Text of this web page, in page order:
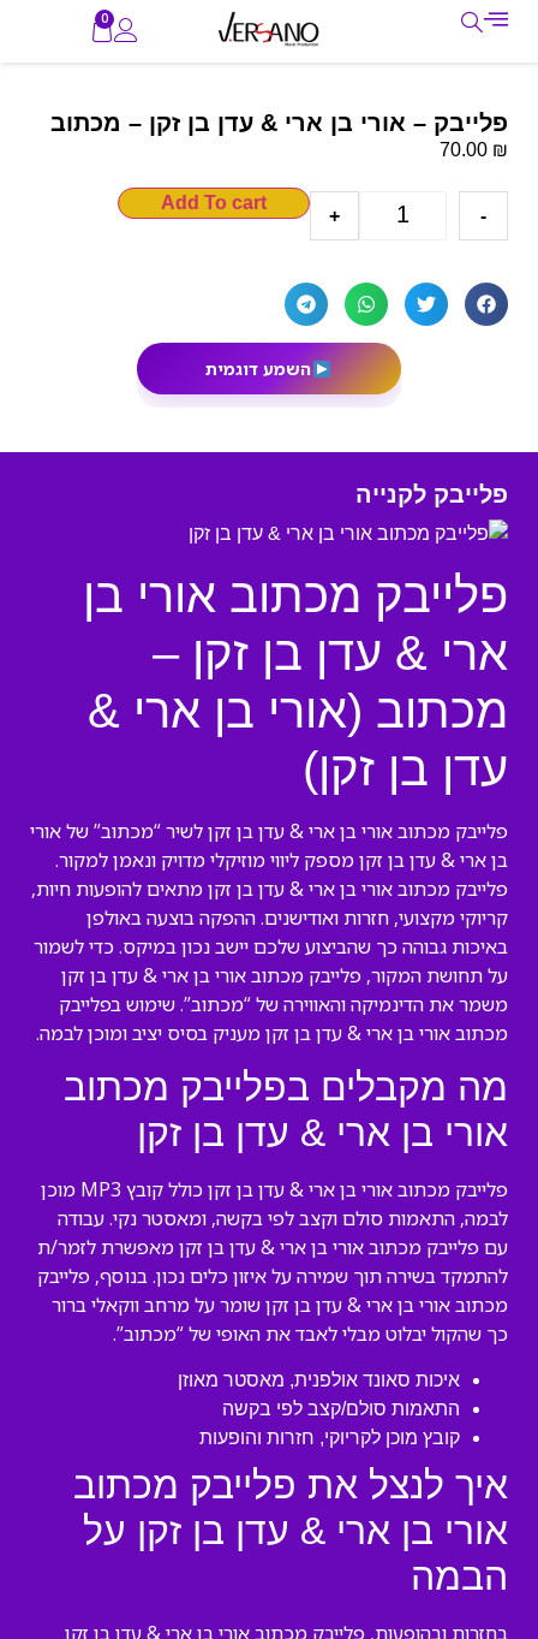
0
פלייבק – אורי בן ארי & עדן בן זקן – מכתוב
70.00 ₪
-
+
Add To cart
השמע דוגמית
פלייבק לקנייה
פלייבק מכתוב אורי בן
ארי & עדן בן זקן –
מכתוב (אורי בן ארי &
עדן בן זקן)
פלייבק מכתוב אורי בן ארי & עדן בן זקן לשיר “מכתוב” של אורי
בן ארי & עדן בן זקן מספק ליווי מוזיקלי מדויק ונאמן למקור.
פלייבק מכתוב אורי בן ארי & עדן בן זקן מתאים להופעות חיות,
קריוקי מקצועי, חזרות ואודישנים. ההפקה בוצעה באולפן
באיכות גבוהה כך שהביצוע שלכם יישב נכון במיקס. כדי לשמור
על תחושת המקור, פלייבק מכתוב אורי בן ארי & עדן בן זקן
משמר את הדינמיקה והאווירה של “מכתוב”. שימוש בפלייבק
מכתוב אורי בן ארי & עדן בן זקן מעניק בסיס יציב ומוכן לבמה.
מה מקבלים בפלייבק מכתוב
אורי בן ארי & עדן בן זקן
פלייבק מכתוב אורי בן ארי & עדן בן זקן כולל קובץ MP3 מוכן
לבמה, התאמות סולם וקצב לפי בקשה, ומאסטר נקי. עבודה
עם פלייבק מכתוב אורי בן ארי & עדן בן זקן מאפשרת לזמר/ת
להתמקד בשירה תוך שמירה על איזון כלים נכון. בנוסף, פלייבק
מכתוב אורי בן ארי & עדן בן זקן שומר על מרחב ווקאלי ברור
כך שהקול יבלוט מבלי לאבד את האופי של “מכתוב”.
איכות סאונד אולפנית, מאסטר מאוזן
התאמות סולם/קצב לפי בקשה
קובץ מוכן לקריוקי, חזרות והופעות
איך לנצל את פלייבק מכתוב
אורי בן ארי & עדן בן זקן על
הבמה
בחזרות ובהופעות, פלייבק מכתוב אורי בן ארי & עדן בן זקן